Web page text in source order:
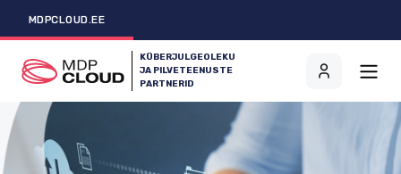
MDPCLOUD.EE
KÜBERJULGEOLEKU
JA PILVETEENUSTE
PARTNERID